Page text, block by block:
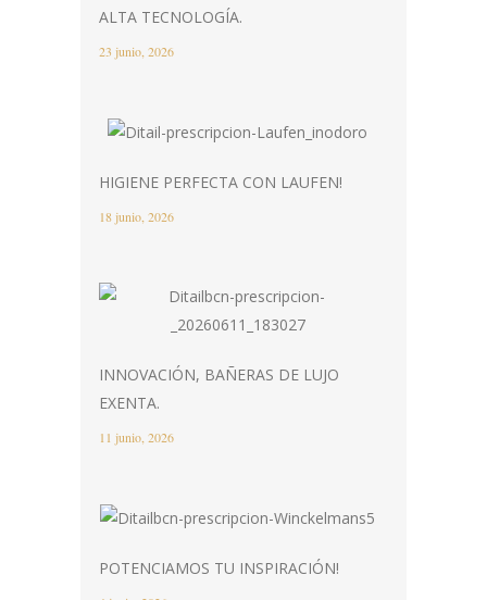
ALTA TECNOLOGÍA.
23 junio, 2026
HIGIENE PERFECTA CON LAUFEN!
18 junio, 2026
INNOVACIÓN, BAÑERAS DE LUJO
EXENTA.
11 junio, 2026
POTENCIAMOS TU INSPIRACIÓN!